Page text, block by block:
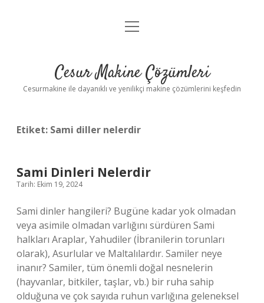
Anasayfa
Yasal Uyarı
menüyü
Cesur Makine Çözümleri
Cesurmakine ile dayanıklı ve yenilikçi makine çözümlerini keşfedin
Etiket: Sami diller nelerdir
Sami Dinleri Nelerdir
Tarih: Ekim 19, 2024
Sami dinler hangileri? Bugüne kadar yok olmadan
veya asimile olmadan varlığını sürdüren Sami
halkları Araplar, Yahudiler (İbranilerin torunları
olarak), Asurlular ve Maltalılardır. Samiler neye
inanır? Samiler, tüm önemli doğal nesnelerin
(hayvanlar, bitkiler, taşlar, vb.) bir ruha sahip
olduğuna ve çok sayıda ruhun varlığına geleneksel